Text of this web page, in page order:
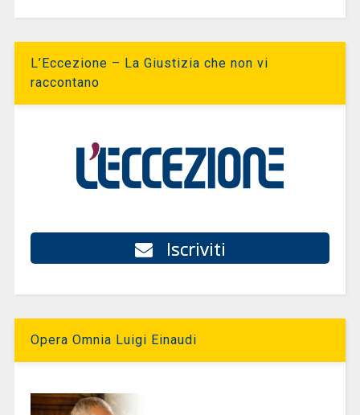
L’Eccezione – La Giustizia che non vi
raccontano
Iscriviti
Opera Omnia Luigi Einaudi